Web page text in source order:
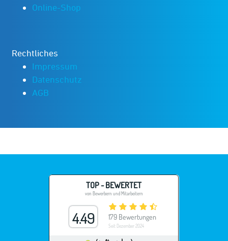
Online-Shop
Rechtliches
Impressum
Datenschutz
AGB